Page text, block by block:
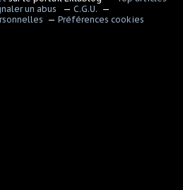
un abus
C.G.U.
Préférences cookies